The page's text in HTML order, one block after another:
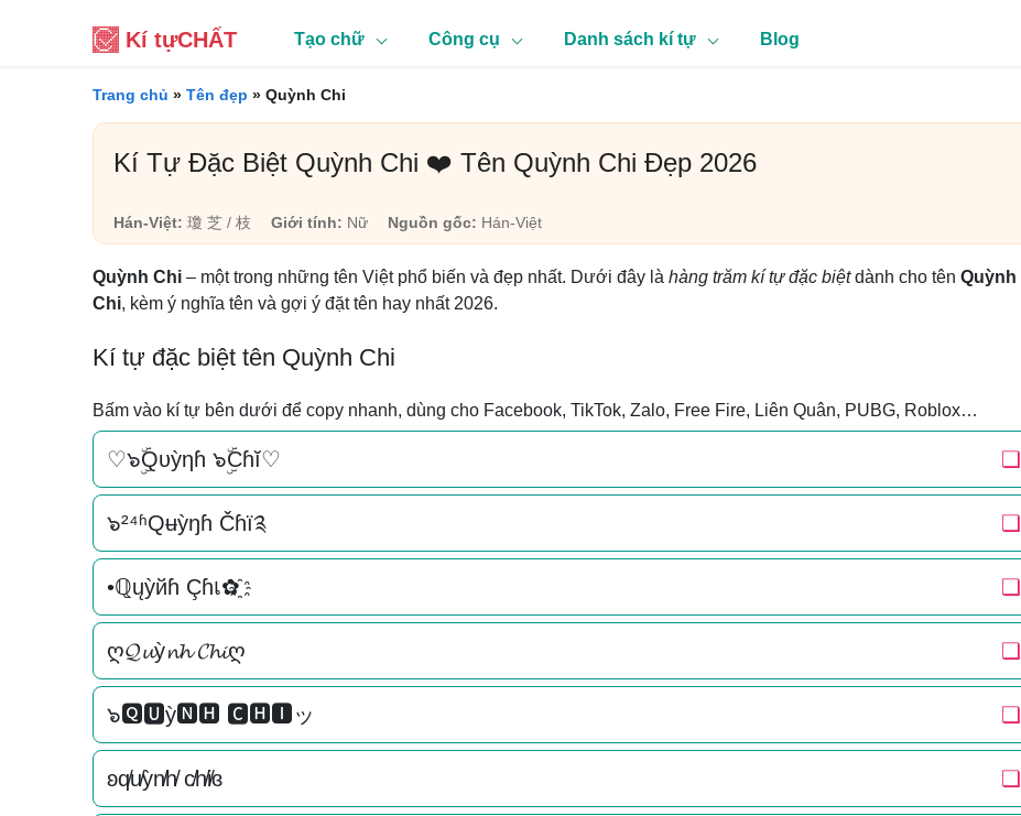
Kí tựCHẤT Tạo chữ Công cụ Danh sách kí tự Blog
Trang chủ » Tên đẹp » Quỳnh Chi
Kí Tự Đặc Biệt Quỳnh Chi ❤️ Tên Quỳnh Chi Đẹp 2026
Hán-Việt: 瓊 芝 / 枝 Giới tính: Nữ Nguồn gốc: Hán-Việt
Quỳnh Chi – một trong những tên Việt phổ biến và đẹp nhất. Dưới đây là hàng trăm kí tự đặc biệtdành cho tên Quỳnh
Chi, kèm ý nghĩa tên và gợi ý đặt tên hay nhất 2026.
Kí tự đặc biệt tên Quỳnh Chi
Bấm vào kí tự bên dưới để copy nhanh, dùng cho Facebook, TikTok, Zalo, Free Fire, Liên Quân, PUBG, Roblox…
♡๖ۣۜQυỳηɦ ๖ۣۜCɦĭ♡ ❏
๖²⁴ʱQʉỳŋɦ Čɦї༉ ❏
•ℚųỳйɦ Çɦเ✿҈ ❏
ღ𝓠𝓾ỳ𝓷𝓱 𝓒𝓱𝓲ღ ❏
๖🆀🆄ỳ🅽🅷 🅲🅷🅸ッ ❏
ʚq̸u̸ỳn̸h̸ c̸h̸i̸ɞ ❏